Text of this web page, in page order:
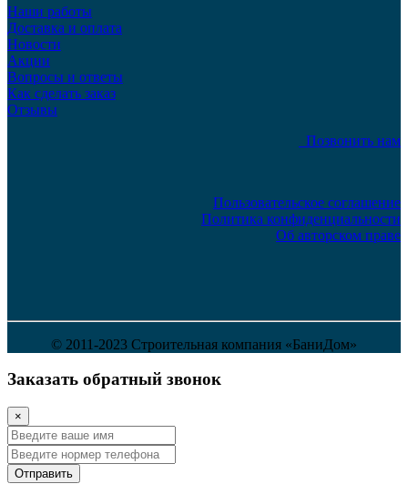
Наши работы
Доставка и оплата
Новости
Акции
Вопросы и ответы
Как сделать заказ
Отзывы
Позвонить нам
Пользовательское соглашение
Политика конфиденциальности
Об авторском праве
© 2011-2023 Строительная компания «БаниДом»
Заказать обратный звонок
×
Отправить